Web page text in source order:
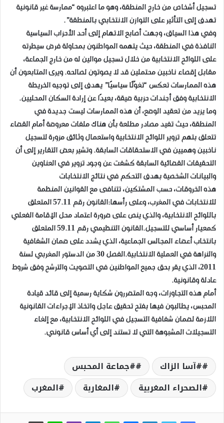
تسجيل أشخاص من خارج المنطقة، وهو ما اعتبروه “ممارسة غير قانونية
تهدف إلى التأثير على التوازن الانتخابي بالمنطقة”.
وفي هذا السياق، وجهت أصابع الاتهام إلى أحد الأحزاب السياسية
النافذة في المنطقة، حيث يتهمه المواطنون بمحاولة فرض سيطرته
على اللوائح الانتخابية من خلال تسجيل موالين له من خارج الجماعة،
مقابل إقصاء ناخبين محتملين قد لا يصوتون لصالحه. ويرى المتابعون أن
هذه الممارسات تعكس “تغوّلًا سياسيًا” يهدف إلى توجيه الخريطة
الانتخابية وفق أجندات حزبية ضيقة، بعيدًا عن إرادة السكان المحليين.
وما يزيد من تعقيد الوضع، أن هذه الممارسات ليست جديدة في
المنطقة، حيث تفيد مصادر مطلعة بأن هناك ملفات معروضة أمام القضاء
تتعلق بتهم تزوير اللوائح الانتخابية واستعمال وثائق مزورة لتسجيل
ناخبين وهميين في الاستحقاقات السابقة. وتشير بعض التقارير إلى أن
التحقيقات القضائية السابقة كشفت عن وجود تزوير في العناوين
والبيانات الشخصية بهدف التحكم في نتائج الانتخابات
هذه الخروقات، حسب المشتكين، تتنافى مع القوانين المنظمة
للانتخابات في المغرب، وعلى رأسها:القانون رقم 57.11 المتعلق
باللوائح الانتخابية، والذي ينص على ضرورة اعتماد محل الإقامة الفعلي
كمعيار أساسي للتسجيل.القانون التنظيمي رقم 59.11 المتعلق
بانتخاب أعضاء المجالس الجماعية، الذي يشدد على ضمان الشفافية
والنزاهة في العملية الانتخابية.الفصل 30 من الدستور المغربي لسنة
2011، الذي يقر بحق جميع المواطنين في التصويت والترشح وفق شروط
عادلة وقانونية.
أمام هذه التجاوزات، وجه المتضررون شكاية رسمية إلى قائد قيادة
المحبس، يطالبون فيها بفتح تحقيق عاجل واتخاذ الإجراءات القانونية
اللازمة لضمان شفافية التسجيل في اللوائح الانتخابية، مع إلغاء
التسجيلات المشبوهة التي لا تستند إلى أي أساس قانوني.
#آسا الزاك
#جماعة المحبس
الصحراء المغربية
المغاربة المغرب